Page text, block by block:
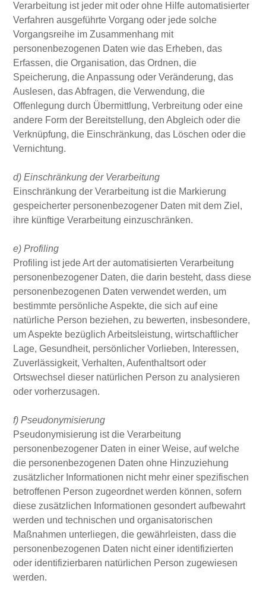
Verarbeitung ist jeder mit oder ohne Hilfe automatisierter
Verfahren ausgeführte Vorgang oder jede solche
Vorgangsreihe im Zusammenhang mit
personenbezogenen Daten wie das Erheben, das
Erfassen, die Organisation, das Ordnen, die
Speicherung, die Anpassung oder Veränderung, das
Auslesen, das Abfragen, die Verwendung, die
Offenlegung durch Übermittlung, Verbreitung oder eine
andere Form der Bereitstellung, den Abgleich oder die
Verknüpfung, die Einschränkung, das Löschen oder die
Vernichtung.
d) Einschränkung der Verarbeitung
Einschränkung der Verarbeitung ist die Markierung
gespeicherter personenbezogener Daten mit dem Ziel,
ihre künftige Verarbeitung einzuschränken.
e) Profiling
Profiling ist jede Art der automatisierten Verarbeitung
personenbezogener Daten, die darin besteht, dass diese
personenbezogenen Daten verwendet werden, um
bestimmte persönliche Aspekte, die sich auf eine
natürliche Person beziehen, zu bewerten, insbesondere,
um Aspekte bezüglich Arbeitsleistung, wirtschaftlicher
Lage, Gesundheit, persönlicher Vorlieben, Interessen,
Zuverlässigkeit, Verhalten, Aufenthaltsort oder
Ortswechsel dieser natürlichen Person zu analysieren
oder vorherzusagen.
f) Pseudonymisierung
Pseudonymisierung ist die Verarbeitung
personenbezogener Daten in einer Weise, auf welche
die personenbezogenen Daten ohne Hinzuziehung
zusätzlicher Informationen nicht mehr einer spezifischen
betroffenen Person zugeordnet werden können, sofern
diese zusätzlichen Informationen gesondert aufbewahrt
werden und technischen und organisatorischen
Maßnahmen unterliegen, die gewährleisten, dass die
personenbezogenen Daten nicht einer identifizierten
oder identifizierbaren natürlichen Person zugewiesen
werden.